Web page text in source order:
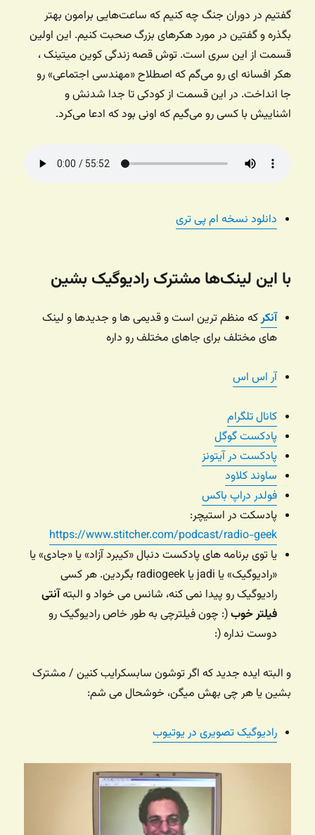
گفتیم در دوران جنگ چه کنیم که ساعت‌هایی برامون بهتر
بگذره و گفتین در مورد هکرهای بزرگ صحبت کنیم. این اولین
قسمت از این سری است. توش قصه زندگی کوین میتینک ،
هکر افسانه ای رو می‌گم که اصطلاح «مهندسی اجتماعی» رو
جا انداخت. در این قسمت از کودکی تا جدا شدنش و
اشناییش با کسی رو می‌گیم که اونی بود که ادعا می‌کرد.
دانلود نسخه ام پی تری
با این لینک‌ها مشترک رادیوگیک بشین
آنکرکه منظم ترین است و قدیمی ها و جدیدها و لینک
های مختلف برای جاهای مختلف رو داره
آر اس اس
کانال تلگرام
پادکست گوگل
پادکست در آیتونز
ساوند کلاود
فولدر دراپ باکس
پادسکت در استیچر:
https://www.stitcher.com/podcast/radio-geek
یا توی برنامه های پادکست دنبال «کیبرد آزاد» یا «جادی» یا
«رادیوگیک» یا jadi یا radiogeek بگردین. هر کسی
رادیوگیک رو پیدا نمی کنه، شانس می خواد و البتهآنتی
فیلتر خوب(: چون فیلترچی به طور خاص رادیوگیک رو
دوست نداره (:
و البته ایده جدید که اگر توشون سابسکرایب کنین / مشترک
بشین یا هر چی بهش میگن، خوشحال می شم:
رادیوگیک تصویری در یوتیوب